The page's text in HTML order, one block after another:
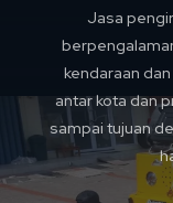
Jasa
kendaraan
antar kota dan
sampai tujuan